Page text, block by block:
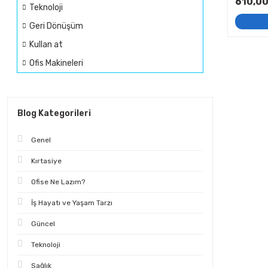
Teknoloji
Geri Dönüşüm
Kullan at
Ofis Makineleri
Blog Kategorileri
Genel
Kırtasiye
Ofise Ne Lazım?
İş Hayatı ve Yaşam Tarzı
Güncel
Teknoloji
Sağlık